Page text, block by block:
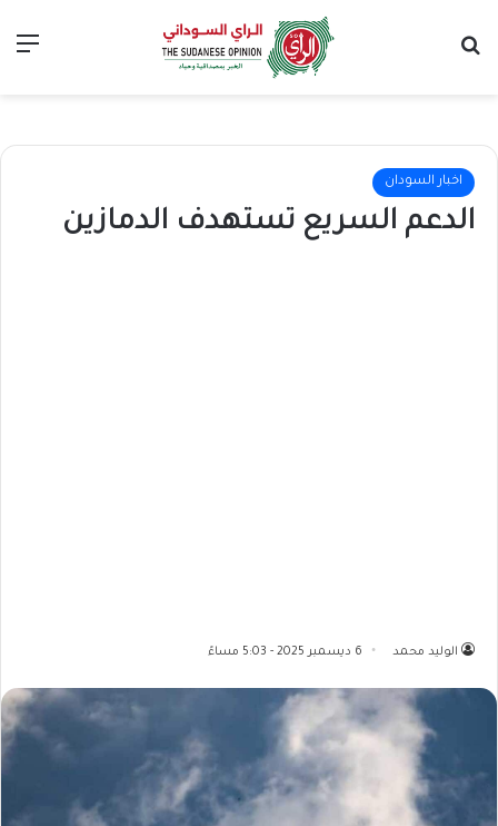
اخبار السودان
الدعم السريع تستهدف الدمازين
الوليد محمد 6 ديسمبر 2025 - 5:03 مساءً